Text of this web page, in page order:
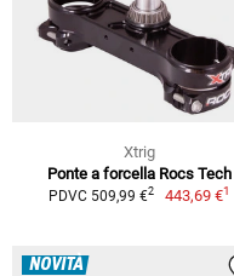
Xtrig
Ponte a forcella Rocs Tech
PDVC 509,99 €2 443,69 €1
NOVITÀ